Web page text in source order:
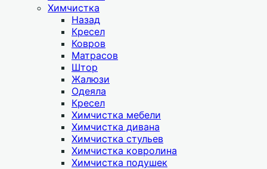
Химчистка
Назад
Кресел
Ковров
Матрасов
Штор
Жалюзи
Одеяла
Кресел
Химчистка мебели
Химчистка дивана
Химчистка стульев
Химчистка ковролина
Химчистка подушек